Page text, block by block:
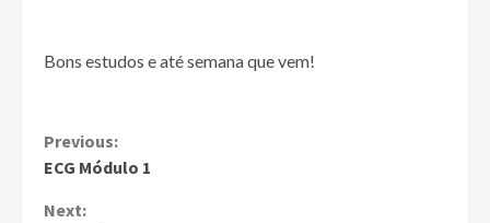
Bons estudos e até semana que vem!
Continue
Previous:
ECG Módulo 1
Next: